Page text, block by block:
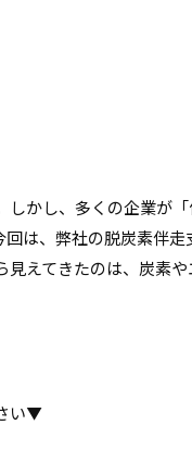
かし、多くの企業が
は、弊社の脱炭素伴
えてきたのは、炭素
い▼